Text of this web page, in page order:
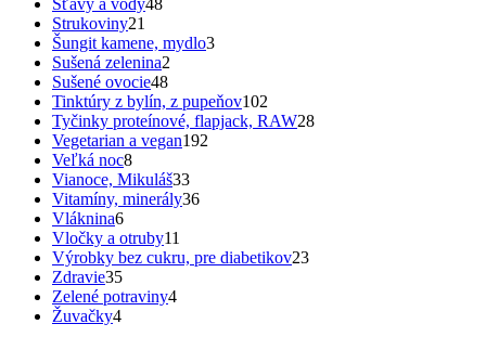
Šťavy a vody48
Strukoviny21
produktov
Šungit kamene, mydlo33
Sušená zelenina2
Sušené ovocie4848
produktov
Tinktúry z bylín, z pupeňov102
produktov
Tyčinky proteínové, flapjack, RAW2828
Vegetarian a vegan192
Veľká noc88
produktov
Vianoce, Mikuláš3333
produktov
Vitamíny, minerály3636
Vláknina66
produktov
Vločky a otruby11
produktov
Výrobky bez cukru, pre diabetikov2323
Zdravie3535
produktov
Zelené potraviny44
Žuvačky44